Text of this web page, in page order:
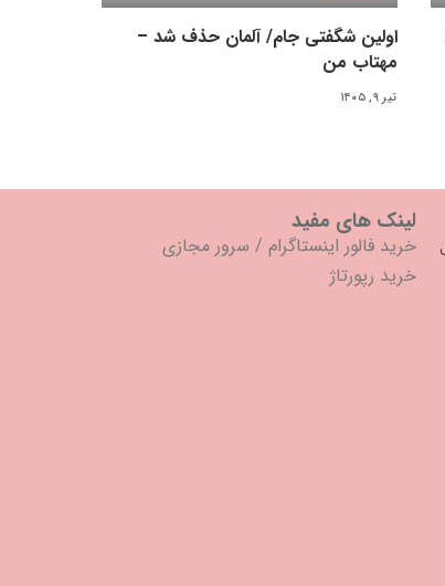
اولین شگفتی جام/ آلمان حذف شد –
مهتاب من
تیر ۹, ۱۴۰۵
لینک های مفید
خرید فالور اینستاگرام / سرور مجازی
خرید رپورتاژ